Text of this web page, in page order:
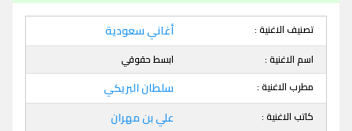
تصنيف الاغنية : أغاني سعودية
اسم الاغنية :
ابسط حقوقي
مطرب الاغنية :
سلطان البريكي
كاتب الاغنية : علي بن مهران